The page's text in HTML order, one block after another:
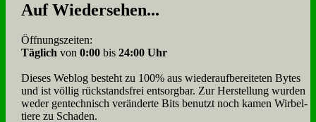
Auf Wie­der­se­hen...
Öffnungszeiten:
Täglich von 0:00bis 24:00 Uhr
Dieses Weblog besteht zu 100% aus wie­der­auf­bereite­ten Bytes
und ist völlig rück­stands­frei ent­sorg­bar. Zur Herstellung wurden
weder gen­tech­nisch veränderte Bits benutzt noch kamen Wir­bel­
tiere zu Scha­den.